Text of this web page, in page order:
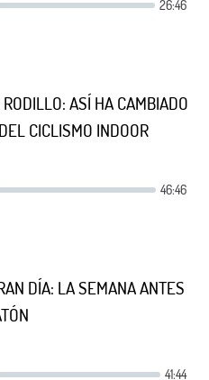
ASÍ HA CAMBIADO
CICLISMO INDOOR
DÍA: LA SEMANA ANTES